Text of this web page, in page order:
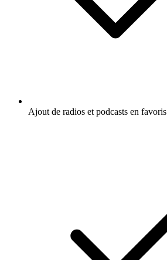
Ajout de radios et podcasts en favoris